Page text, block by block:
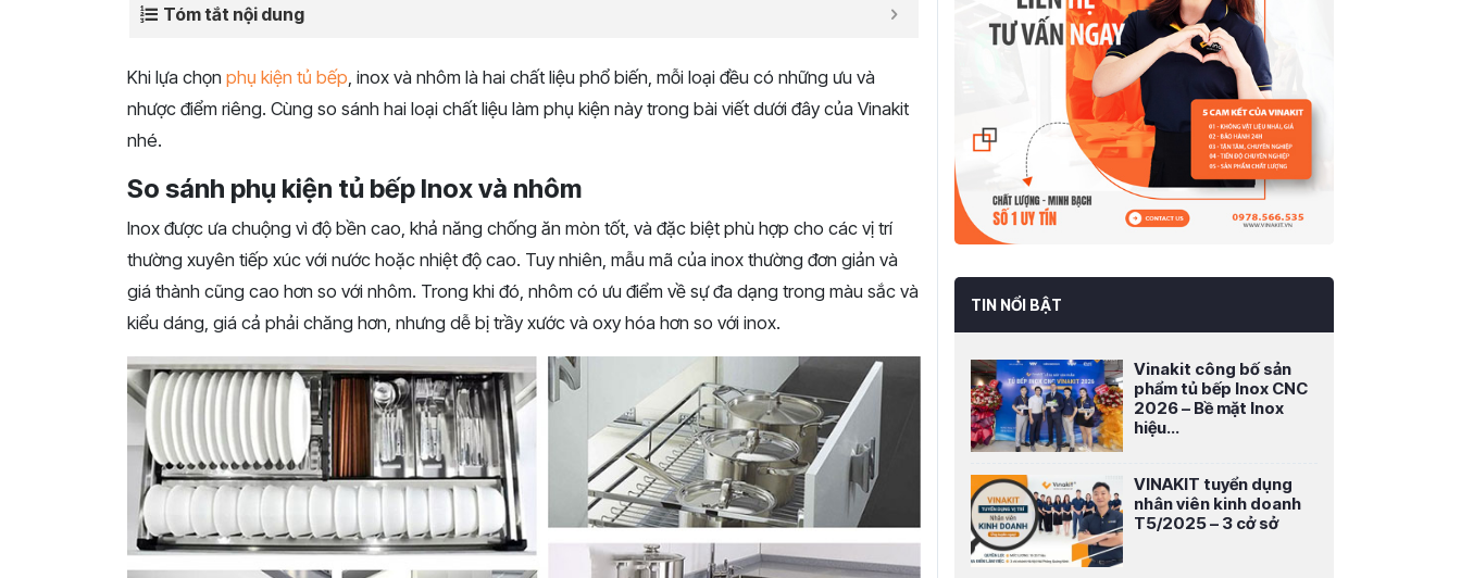
Tóm tắt nội dung
Khi lựa chọn phụ kiện tủ bếp, inox và nhôm là hai chất liệu phổ biến, mỗi loại đều có những ưu và
nhược điểm riêng. Cùng so sánh hai loại chất liệu làm phụ kiện này trong bài viết dưới đây của Vinakit
nhé.
So sánh phụ kiện tủ bếp Inox và nhôm
Inox được ưa chuộng vì độ bền cao, khả năng chống ăn mòn tốt, và đặc biệt phù hợp cho các vị trí
thường xuyên tiếp xúc với nước hoặc nhiệt độ cao. Tuy nhiên, mẫu mã của inox thường đơn giản và
giá thành cũng cao hơn so với nhôm. Trong khi đó, nhôm có ưu điểm về sự đa dạng trong màu sắc và
kiểu dáng, giá cả phải chăng hơn, nhưng dễ bị trầy xước và oxy hóa hơn so với inox.
TIN NỔI BẬT
Vinakit công bố sản
phẩm tủ bếp Inox CNC
2026 – Bề mặt Inox
hiệu...
VINAKIT tuyển dụng
nhân viên kinh doanh
T5/2025 – 3 cở sở